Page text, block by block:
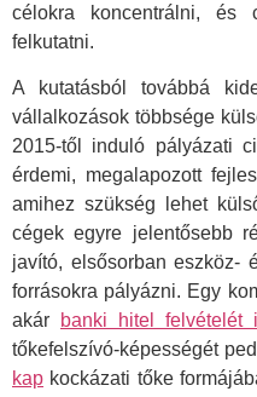
célokra koncentrálni,
felkutatni.
A kutatásból továbbá
vállalkozások többsége
2015-től induló pályázati
érdemi, megalapozott
amihez szükség lehet
cégek egyre jelentősebb
javító, elsősorban eszköz-
forrásokra pályázni. Egy
akár
banki hitel felvételét
tőkefelszívó-képességét
kap kockázati tőke